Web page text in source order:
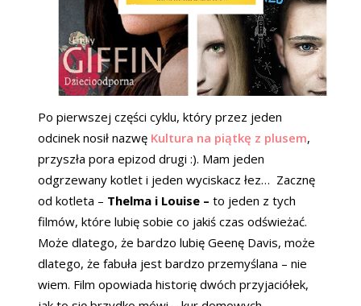
Po pierwszej części cyklu, który przez jeden
odcinek nosił nazwę Kultura na piątkę z plusem,
przyszła pora epizod drugi :). Mam jeden
odgrzewany kotlet i jeden wyciskacz łez… Zacznę
od kotleta – Thelma i Louise – to jeden z tych
filmów, które lubię sobie co jakiś czas odświeżać.
Może dlatego, że bardzo lubię Geenę Davis, może
dlatego, że fabuła jest bardzo przemyślana – nie
wiem. Film opowiada historię dwóch przyjaciółek,